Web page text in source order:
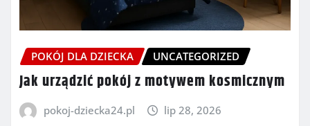
POKÓJ DLA DZIECKA UNCATEGORIZED
Jak urządzić pokój z motywem kosmicznym
pokoj-dziecka24.pl lip 28, 2026